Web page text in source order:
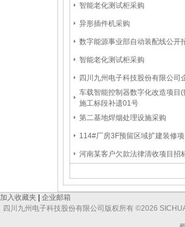
智能老化测试柜采购
异形插件机采购
数字能源事业部自动装配线公开
智能老化测试柜采购
四川九州电子科技股份有限公
车载智能控制器数字化改造项目
施工标段补遗01号
第二基地焊烟处理设施采购
114#厂房3F预留区域扩建装修
河南某客户欠款法律清收项目招
加入收藏夹
企业邮箱
四川九州电子科技股份有限公司版权所有 ©2026